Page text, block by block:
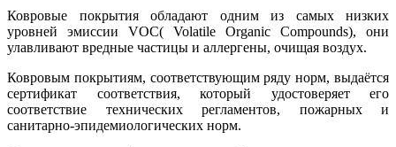
Ковровые покрытия обладают одним из самых низких
уровней эмиссии VOC( Volatile Organic Compounds), они
улавливают вредные частицы и аллергены, очищая воздух.
Ковровым покрытиям, соответствующим ряду норм, выдаётся
сертификат соответствия, который удостоверяет его
соответствие технических регламентов, пожарных и
санитарно-эпидемиологических норм.